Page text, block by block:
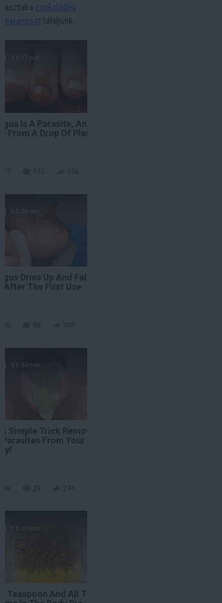
asztalra csokoládés
narancsot tálaljunk.
3 h 17 min
Is A Parasite, And It
From A Drop Of Plain...
9 h 26 min
Dries Up And Falls
After The First Use
3 h 54 min
Simple Trick Removes
From Your
3 h 27 min
Teaspoon And All The